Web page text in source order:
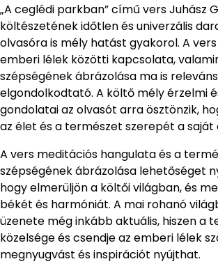
„A ceglédi parkban” című vers Juhász
költészetének időtlen és univerzális
olvasóra is mély hatást gyakorol. A
emberi lélek közötti kapcsolata,
szépségének ábrázolása ma is
elgondolkodtató. A költő mély érzelmi
gondolatai az olvasót arra ösztönzik,
az élet és a természet szerepét a saját
A vers meditációs hangulata és a
szépségének ábrázolása lehetőséget
hogy elmerüljön a költői világban, és
békét és harmóniát. A mai rohanó
üzenete még inkább aktuális, hiszen a
közelsége és csendje az emberi lélek
megnyugvást és inspirációt nyújthat.